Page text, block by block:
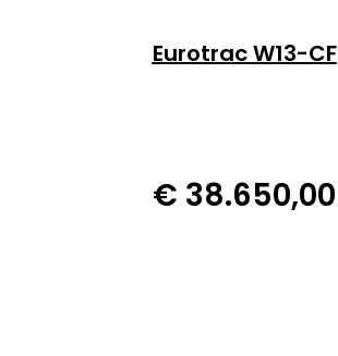
Eurotrac W13-CF
€ 38.650,00